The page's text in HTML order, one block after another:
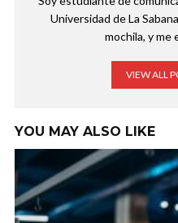
Universidad de La
mochila, y me
VIEW ALL
YOU MAY ALSO LIKE